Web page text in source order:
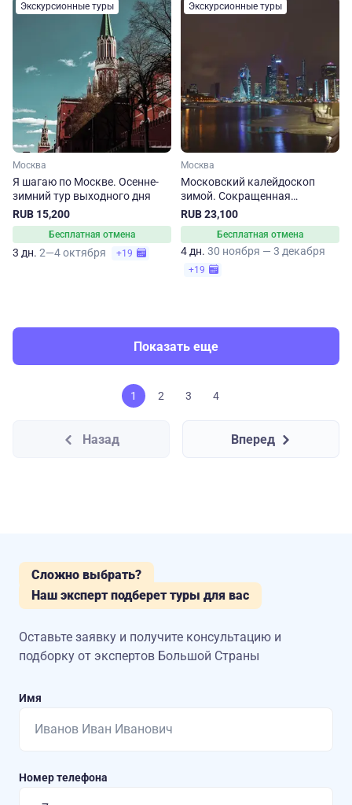
Экскурсионные туры
Москва
Я шагаю по Москве. Осенне-
зимний тур выходного дня
RUB 15,200
Бесплатная отмена
3 дн. 2—4 октября +19
Экскурсионные туры
Москва
Московский калейдоскоп
зимой. Сокращенная
программа
RUB 23,100
Бесплатная отмена
4 дн. 30 ноября — 3 декабря
+19
Показать еще
1 2 3 4
Назад Вперед
Сложно выбрать?
Наш эксперт подберет туры для вас
Оставьте заявку и получите консультацию и
подборку от экспертов Большой Страны
Имя
Номер телефона